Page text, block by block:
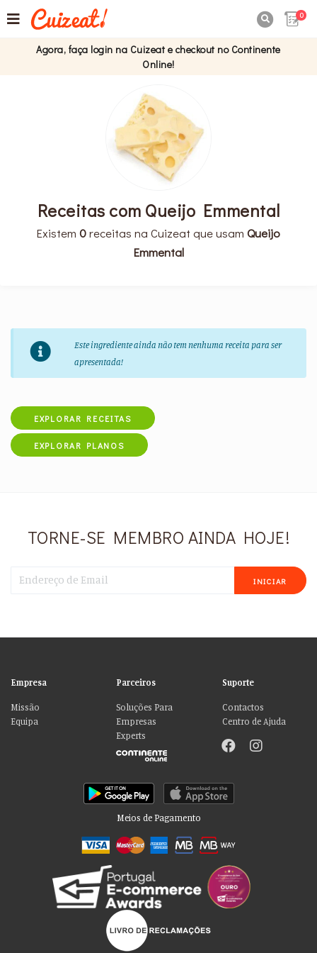
0
Agora, faça login na Cuizeat e checkout no Continente
Online!
Receitas com Queijo Emmental
Existem 0receitas na Cuizeat que usam Queijo
Emmental
Este ingrediente ainda não tem nenhuma receita para ser
apresentada!
EXPLORAR RECEITAS
EXPLORAR PLANOS
TORNE-SE MEMBRO AINDA HOJE!
INICIAR
Empresa
Missão
Equipa
Parceiros
Soluções Para
Empresas
Experts
Suporte
Contactos
Centro de Ajuda
Meios de Pagamento
Por favor aceite as nossas deliciosas